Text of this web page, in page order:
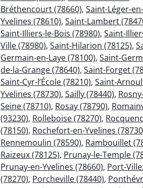
Bréthencourt (78660), Saint-Léger-en-
Yvelines (78610), Saint-Lambert
Saint-Illiers-le-Bois (78980), Saint-
Ville (78980), Saint-Hilarion (78125),
Germain-en-Laye (78100), Saint-
de-la-Grange (78640), Saint-Forget
Saint-Cyr-l’École (78210), Saint-
Yvelines (78730), Sailly (78440),
Seine (78710), Rosay (78790),
(93230), Rolleboise (78270),
(78150), Rochefort-en-Yvelines
Rennemoulin (78590), Rambouillet
Raizeux (78125), Prunay-le-Temple
Prunay-en-Yvelines (78660), Port-
(78270), Porcheville (78440),